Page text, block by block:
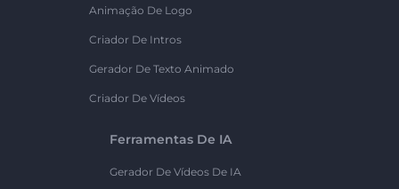
Animação De Logo
Criador De Intros
Gerador De Texto Animado
Criador De Vídeos
Ferramentas De IA
Gerador De Vídeos De IA